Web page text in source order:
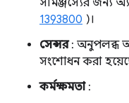
1393800 )।
সেন্সর: অনুপলব্ধ
সংশোধন করা
কর্মক্ষমতা: